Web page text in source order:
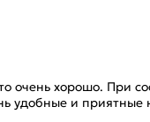
очень хорошо. При
удобные и приятные